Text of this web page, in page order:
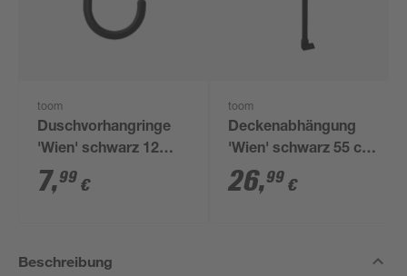
toom
Duschvorhangringe
'Wien' schwarz 12
Stück
7,99 €
toom
Deckenabhängung
'Wien' schwarz 55 cm,
für Ø 25 mm
Duschgestänge
26,99 €
Beschreibung